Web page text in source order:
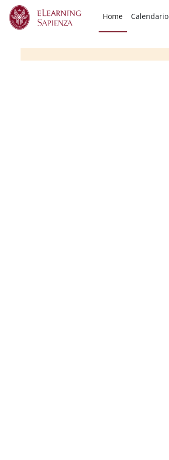
Vai al contenuto principale
Home
Calendario